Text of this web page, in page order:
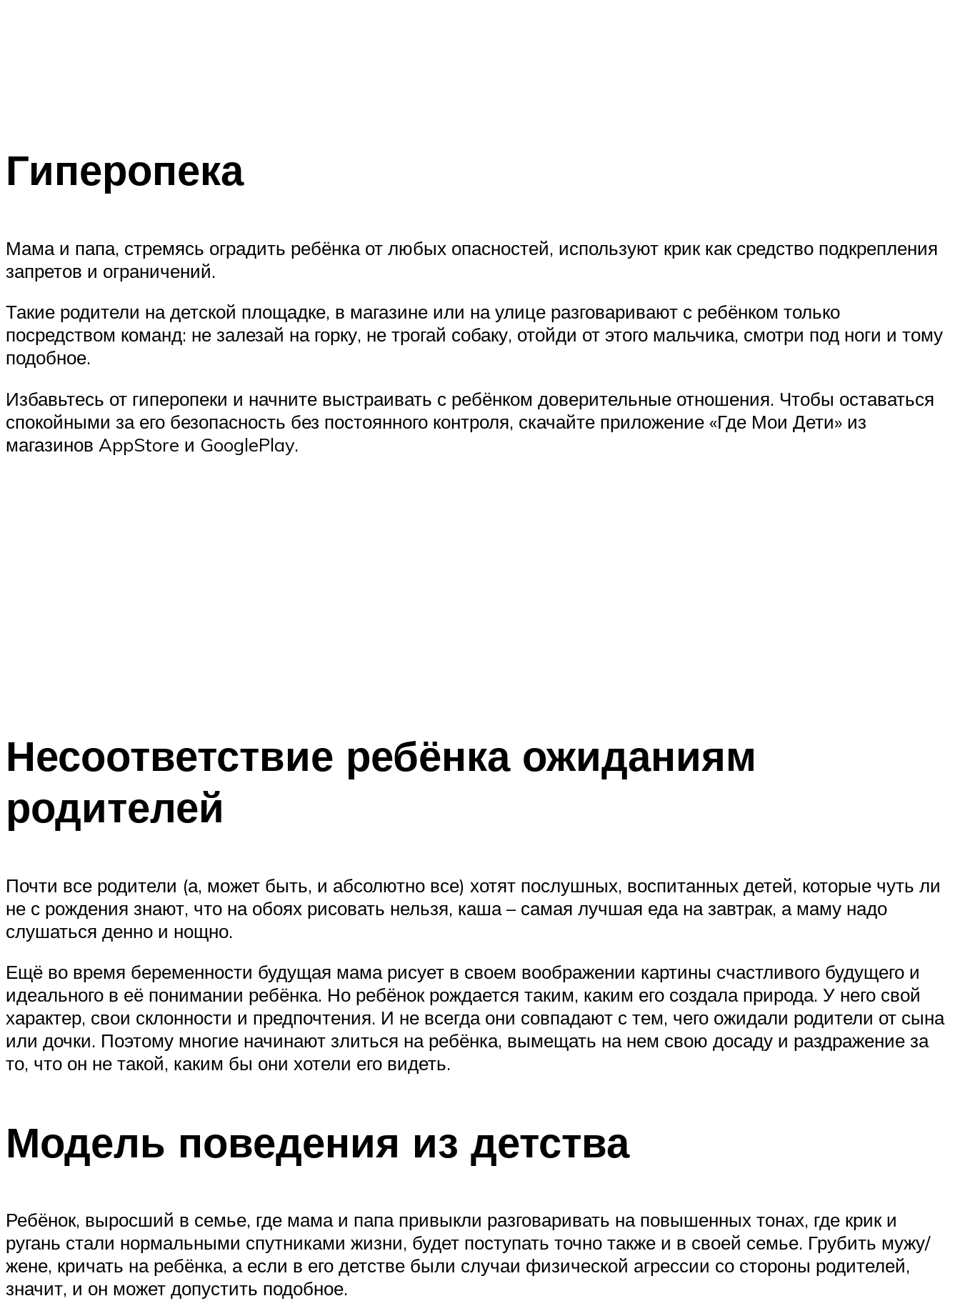
Гиперопека
Мама и папа, стремясь оградить ребёнка от любых опасностей, используют крик как средство подкрепления
запретов и ограничений.
Такие родители на детской площадке, в магазине или на улице разговаривают с ребёнком только
посредством команд: не залезай на горку, не трогай собаку, отойди от этого мальчика, смотри под ноги и тому
подобное.
Избавьтесь от гиперопеки и начните выстраивать с ребёнком доверительные отношения. Чтобы оставаться
спокойными за его безопасность без постоянного контроля, скачайте приложение «Где Мои Дети» из
магазинов AppStore и GooglePlay.
Несоответствие ребёнка ожиданиям
родителей
Почти все родители (а, может быть, и абсолютно все) хотят послушных, воспитанных детей, которые чуть ли
не с рождения знают, что на обоях рисовать нельзя, каша – самая лучшая еда на завтрак, а маму надо
слушаться денно и нощно.
Ещё во время беременности будущая мама рисует в своем воображении картины счастливого будущего и
идеального в её понимании ребёнка. Но ребёнок рождается таким, каким его создала природа. У него свой
характер, свои склонности и предпочтения. И не всегда они совпадают с тем, чего ожидали родители от сына
или дочки. Поэтому многие начинают злиться на ребёнка, вымещать на нем свою досаду и раздражение за
то, что он не такой, каким бы они хотели его видеть.
Модель поведения из детства
Ребёнок, выросший в семье, где мама и папа привыкли разговаривать на повышенных тонах, где крик и
ругань стали нормальными спутниками жизни, будет поступать точно также и в своей семье. Грубить мужу/
жене, кричать на ребёнка, а если в его детстве были случаи физической агрессии со стороны родителей,
значит, и он может допустить подобное.